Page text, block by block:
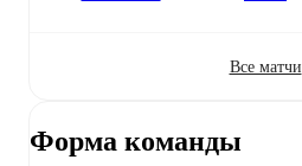
Все матчи
Форма команды